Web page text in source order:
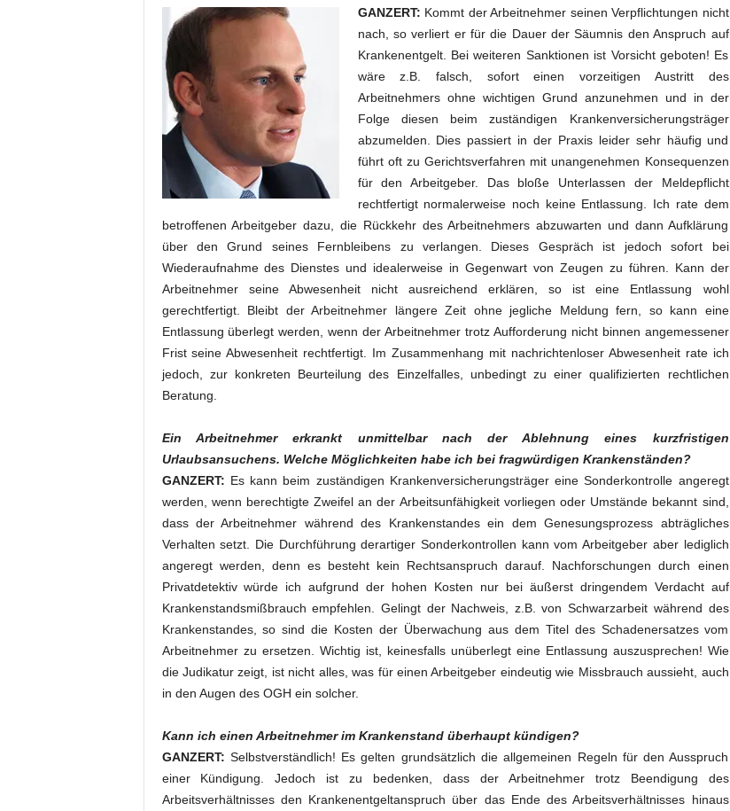
GANZERT: Kommt der Arbeitnehmer seinen Verpflichtungen nicht
nach, so verliert er für die Dauer der Säumnis den Anspruch auf
Krankenentgelt. Bei weiteren Sanktionen ist Vorsicht geboten! Es
wäre z.B. falsch, sofort einen vorzeitigen Austritt des
Arbeitnehmers ohne wichtigen Grund anzunehmen und in der
Folge diesen beim zuständigen Krankenversicherungsträger
abzumelden. Dies passiert in der Praxis leider sehr häufig und
führt oft zu Gerichtsverfahren mit unangenehmen Konsequenzen
für den Arbeitgeber. Das bloße Unterlassen der Meldepflicht
rechtfertigt normalerweise noch keine Entlassung. Ich rate dem
betroffenen Arbeitgeber dazu, die Rückkehr des Arbeitnehmers abzuwarten und dann Aufklärung
über den Grund seines Fernbleibens zu verlangen. Dieses Gespräch ist jedoch sofort bei
Wiederaufnahme des Dienstes und idealerweise in Gegenwart von Zeugen zu führen. Kann der
Arbeitnehmer seine Abwesenheit nicht ausreichend erklären, so ist eine Entlassung wohl
gerechtfertigt. Bleibt der Arbeitnehmer längere Zeit ohne jegliche Meldung fern, so kann eine
Entlassung überlegt werden, wenn der Arbeitnehmer trotz Aufforderung nicht binnen angemessener
Frist seine Abwesenheit rechtfertigt. Im Zusammenhang mit nachrichtenloser Abwesenheit rate ich
jedoch, zur konkreten Beurteilung des Einzelfalles, unbedingt zu einer qualifizierten rechtlichen
Beratung.
Ein Arbeitnehmer erkrankt unmittelbar nach der Ablehnung eines kurzfristigen
Urlaubsansuchens. Welche Möglichkeiten habe ich bei fragwürdigen Krankenständen?
GANZERT: Es kann beim zuständigen Krankenversicherungsträger eine Sonderkontrolle angeregt
werden, wenn berechtigte Zweifel an der Arbeitsunfähigkeit vorliegen oder Umstände bekannt sind,
dass der Arbeitnehmer während des Krankenstandes ein dem Genesungsprozess abträgliches
Verhalten setzt. Die Durchführung derartiger Sonderkontrollen kann vom Arbeitgeber aber lediglich
angeregt werden, denn es besteht kein Rechtsanspruch darauf. Nachforschungen durch einen
Privatdetektiv würde ich aufgrund der hohen Kosten nur bei äußerst dringendem Verdacht auf
Krankenstandsmißbrauch empfehlen. Gelingt der Nachweis, z.B. von Schwarzarbeit während des
Krankenstandes, so sind die Kosten der Überwachung aus dem Titel des Schadenersatzes vom
Arbeitnehmer zu ersetzen. Wichtig ist, keinesfalls unüberlegt eine Entlassung auszusprechen! Wie
die Judikatur zeigt, ist nicht alles, was für einen Arbeitgeber eindeutig wie Missbrauch aussieht, auch
in den Augen des OGH ein solcher.
Kann ich einen Arbeitnehmer im Krankenstand überhaupt kündigen?
GANZERT: Selbstverständlich! Es gelten grundsätzlich die allgemeinen Regeln für den Ausspruch
einer Kündigung. Jedoch ist zu bedenken, dass der Arbeitnehmer trotz Beendigung des
Arbeitsverhältnisses den Krankenentgeltanspruch über das Ende des Arbeitsverhältnisses hinaus